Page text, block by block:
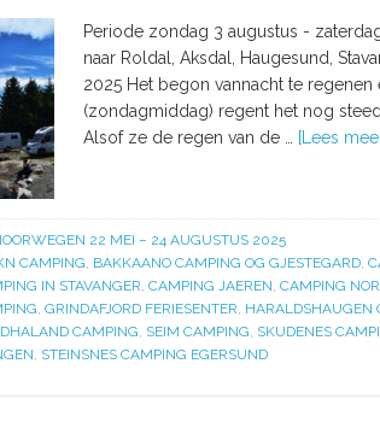
Periode zondag 3 augustus -
naar Roldal, Aksdal, Haugesund,
2025 Het begon vannacht te
(zondagmiddag) regent het nog
Alsof ze de regen van de …
[Lees
22 MEI – 24 AUGUSTUS 2025
CAMPING, BAKKAANO CAMPING OG GJESTEGARD,
IN STAVANGER, CAMPING JAEREN, CAMPING
, GRINDAFJORD FERIESENTER, HARALDSHAUGEN
CAMPING, SEIM CAMPING, SKUDENES
, STEINSNES CAMPING EGERSUND